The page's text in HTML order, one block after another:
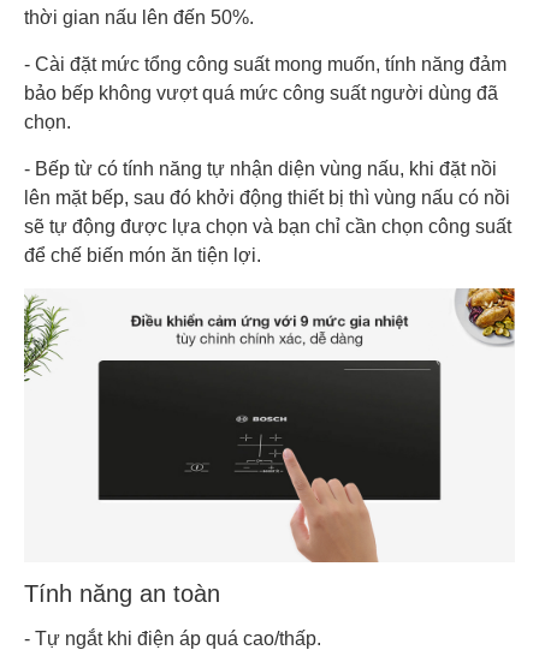
thời gian nấu lên đến 50%.
- Cài đặt mức tổng công suất mong muốn, tính năng đảm
bảo bếp không vượt quá mức công suất người dùng đã
chọn.
- Bếp từ có tính năng tự nhận diện vùng nấu, khi đặt nồi
lên mặt bếp, sau đó khởi động thiết bị thì vùng nấu có nồi
sẽ tự động được lựa chọn và bạn chỉ cần chọn công suất
để chế biến món ăn tiện lợi.
Tính năng an toàn
- Tự ngắt khi điện áp quá cao/thấp.